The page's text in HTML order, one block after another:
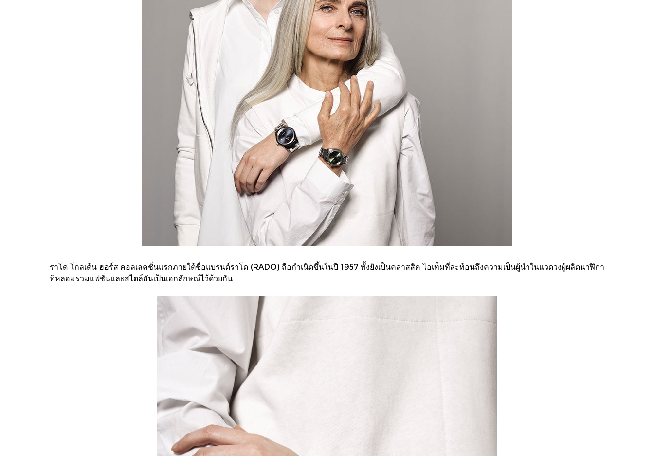
ราโด โกลเด้น ฮอร์ส คอลเลคชั่นแรกภายใต้ชื่อแบรนด์ราโด (RADO) ถือกำเนิดขึ้นในปี 1957 ทั้งยังเป็นคลาสสิค ไอเท็มที่สะท้อนถึงความเป็นผู้นำในแวดวงผู้ผลิตนาฬิกา
ที่หลอมรวมแฟชั่นและสไตล์อันเป็นเอกลักษณ์ไว้ด้วยกัน